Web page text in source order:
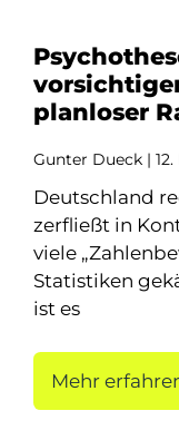
planloser
Gunter Dueck
Deutschland
zerfließt in
viele
Statistiken
ist es
Mehr